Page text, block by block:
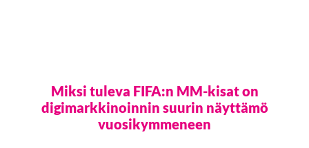
Miksi tuleva FIFA:n MM-kisat on
digimarkkinoinnin suurin näyttämö
vuosikymmeneen